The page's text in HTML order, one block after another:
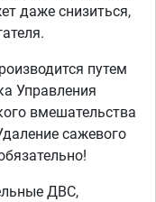
даже снизиться,
путем
Управления
вмешательства
сажевого
ДВС,